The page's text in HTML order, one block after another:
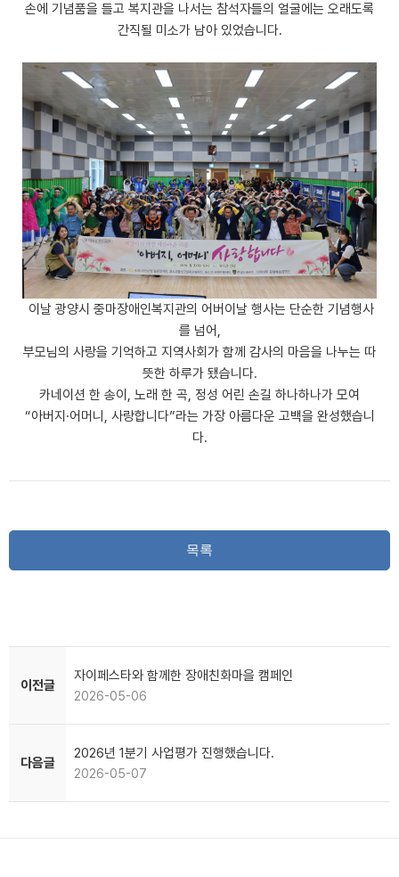
손에 기념품을 들고 복지관을 나서는 참석자들의 얼굴에는 오래도록
간직될 미소가 남아 있었습니다.
이날 광양시 중마장애인복지관의 어버이날 행사는 단순한 기념행사
를 넘어,
부모님의 사랑을 기억하고 지역사회가 함께 감사의 마음을 나누는 따
뜻한 하루가 됐습니다.
카네이션 한 송이, 노래 한 곡, 정성 어린 손길 하나하나가 모여
“아버지·어머니, 사랑합니다”라는 가장 아름다운 고백을 완성했습니
다.
목록
이전글
자이페스타와 함께한 장애친화마을 캠페인
2026-05-06
다음글
2026년 1분기 사업평가 진행했습니다.
2026-05-07